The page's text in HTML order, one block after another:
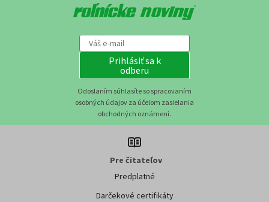
Prihlásiť sa k
odberu
Odoslaním súhlasíte so spracovaním
osobných údajov za účelom zasielania
obchodných oznámení.
Pre čitateľov
Predplatné
Darčekové certifikáty